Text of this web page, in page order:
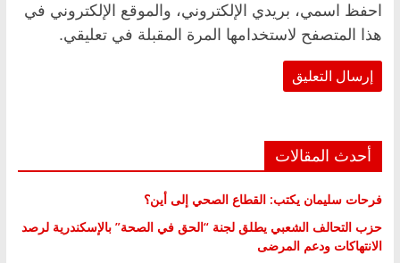
احفظ اسمي، بريدي الإلكتروني، والموقع الإلكتروني في
هذا المتصفح لاستخدامها المرة المقبلة في تعليقي.
أحدث المقالات
فرحات سليمان يكتب: القطاع الصحي إلى أين؟
حزب التحالف الشعبي يطلق لجنة “الحق في الصحة” بالإسكندرية لرصد
الانتهاكات ودعم المرضى